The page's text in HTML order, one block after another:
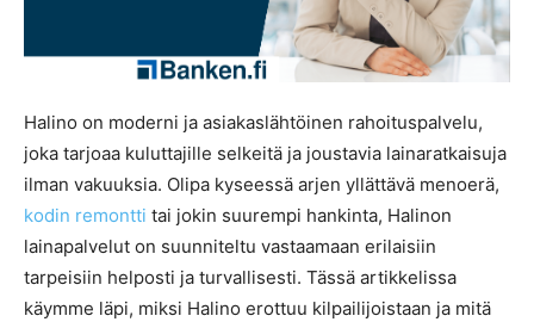
Halino on moderni ja asiakaslähtöinen rahoituspalvelu,
joka tarjoaa kuluttajille selkeitä ja joustavia lainaratkaisuja
ilman vakuuksia. Olipa kyseessä arjen yllättävä menoerä,
kodin remontti tai jokin suurempi hankinta, Halinon
lainapalvelut on suunniteltu vastaamaan erilaisiin
tarpeisiin helposti ja turvallisesti. Tässä artikkelissa
käymme läpi, miksi Halino erottuu kilpailijoistaan ja mitä